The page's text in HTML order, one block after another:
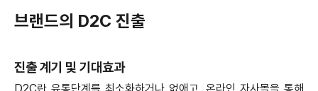
브랜드의 D2C 진출
진출 계기 및 기대효과